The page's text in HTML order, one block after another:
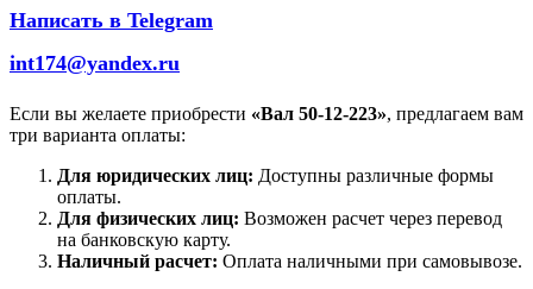
Написать в Telegram
int174@yandex.ru
Если вы желаете приобрести «Вал 50-12-223», предлагаем вам
три варианта оплаты:
Для юридических лиц: Доступны различные формы
оплаты.
Для физических лиц: Возможен расчет через перевод
на банковскую карту.
Наличный расчет: Оплата наличными при самовывозе.